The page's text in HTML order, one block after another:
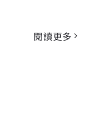
閱讀更多